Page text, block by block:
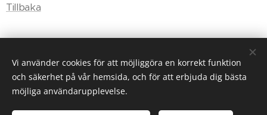
Tillbaka
© 2025 Alla rättigheter reserverade
www.målarburken.se
Vi använder cookies för att möjliggöra en korrekt funktion
och säkerhet på vår hemsida, och för att erbjuda dig bästa
möjliga användarupplevelse.